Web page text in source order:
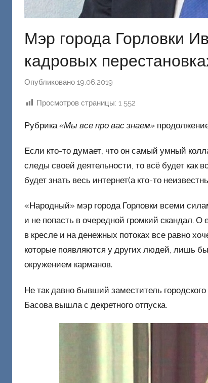
Мэр города Горловки
кадровых
Опубликовано 19.06.2019
т
о
о
Д
о
ц
к
Просмотров страницы: 1 552
Рубрика «Мы все про вас знаем»
Если кто-то думает, что он самый умный
следы своей деятельности, то всё будет как
будет знать весь интернет(а кто-то
«Народный» мэр города Горловки всеми
и не попасть в очередной громкий скандал.
в кресле и на денежных потоках все равно
которые появляются у других людей, лишь
окружением карманов.
Не так давно бывший заместитель
Басова вышла с декретного отпуска.